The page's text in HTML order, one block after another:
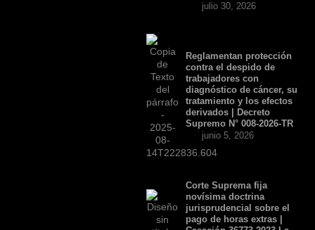
julio 30, 2026
Reglamentan protección
contra el despido de
trabajadores con
diagnóstico de cáncer, su
tratamiento y los efectos
derivados | Decreto
Supremo N° 008-2026-TR
junio 5, 2026
Corte Suprema fija
novísima doctrina
jurisprudencial sobre el
pago de horas extras |